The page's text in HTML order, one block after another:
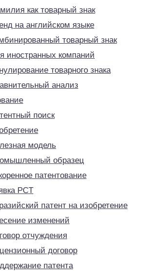
как товарный знак
на английском языке
товарный знак
иностранных компаний
товарного знака
анализ
поиск
модель
образец
патентование
PCT
патент на изобретение
изменений
отчуждения
договор
патента